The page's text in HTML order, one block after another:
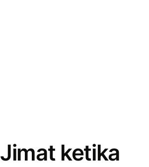
Jimat ketika